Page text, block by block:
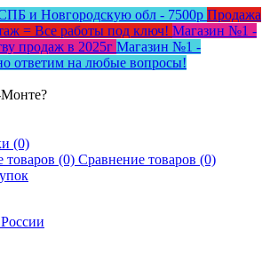
и Новгородскую обл - 7500р Продажа
= Все работы под ключ! Магазин №1 -
продаж в 2025г Магазин №1 -
ответим на любые вопросы!
?
(0)
Сравнение товаров (0)